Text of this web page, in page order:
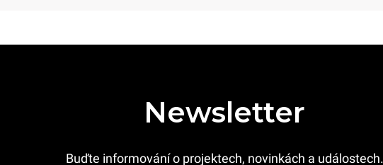
Newsletter
Buďte informování o projektech, novinkách a událostech.